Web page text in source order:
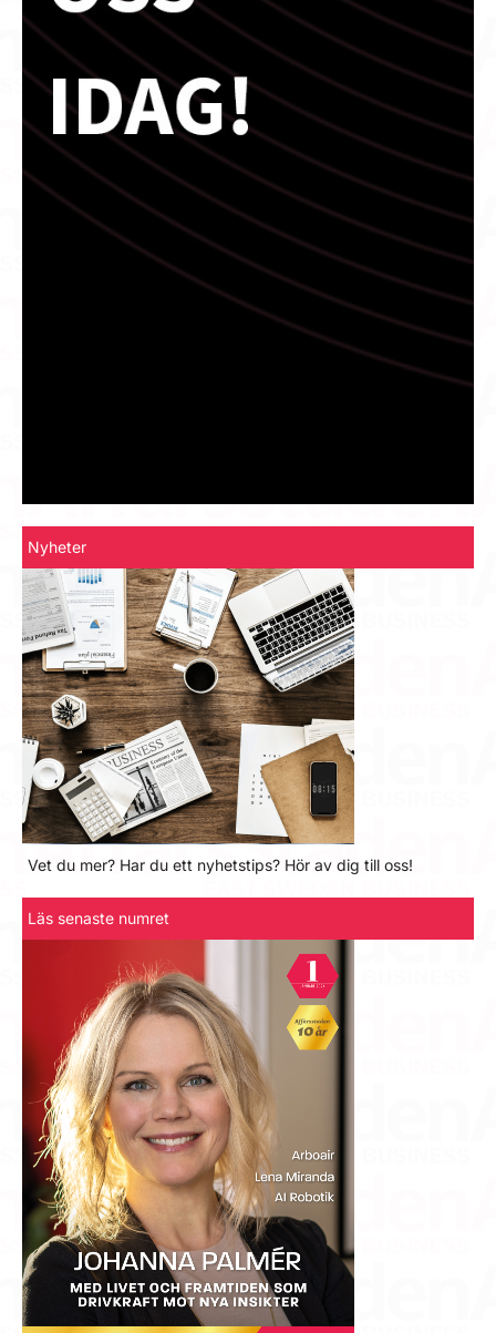
Nyheter
Vet du mer? Har du ett nyhetstips? Hör av dig till oss!
Läs senaste numret